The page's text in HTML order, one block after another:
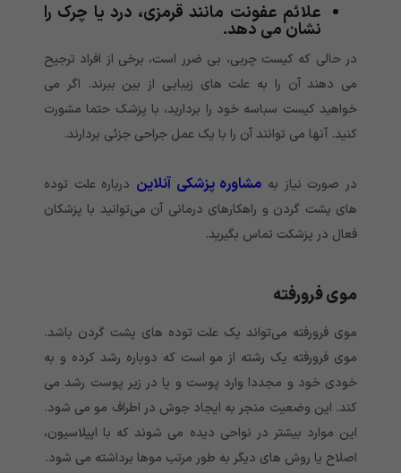
علائم عفونت مانند قرمزی، درد یا چرک را
نشان می دهد.
در حالی که کیست چربی، بی ضرر است، برخی از افراد ترجیح
می دهند آن را به علت های زیبایی از بین ببرند. اگر می
خواهید کیست سباسه خود را بردارید، با پزشک حتما مشورت
کنید. آنها می توانند آن را با یک عمل جراحی جزئی بردارند.
در صورت نیاز به مشاوره پزشکی آنلاین درباره علت توده
های پشت گردن و راهکارهای درمانی آن می‌توانید با پزشکان
فعال در پزشکت تماس بگیرید.
موی فرورفته
موی فرورفته می‌تواند یک علت توده های پشت گردن باشد.
موی فرورفته یک رشته از مو است که دوباره رشد کرده و به
خودی خود و مجددا وارد پوست و یا در زیر پوست رشد می
کند. این وضعیت منجر به ایجاد جوش در اطراف مو می شود.
این موارد بیشتر در نواحی دیده می شوند که با اپیلاسیون،
اصلاح یا روش های دیگر به طور مرتب موها برداشته می شود.